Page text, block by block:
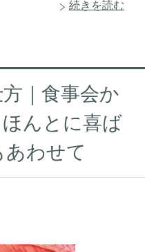
続きを読む
｜食事会か
んとに喜ば
わせて